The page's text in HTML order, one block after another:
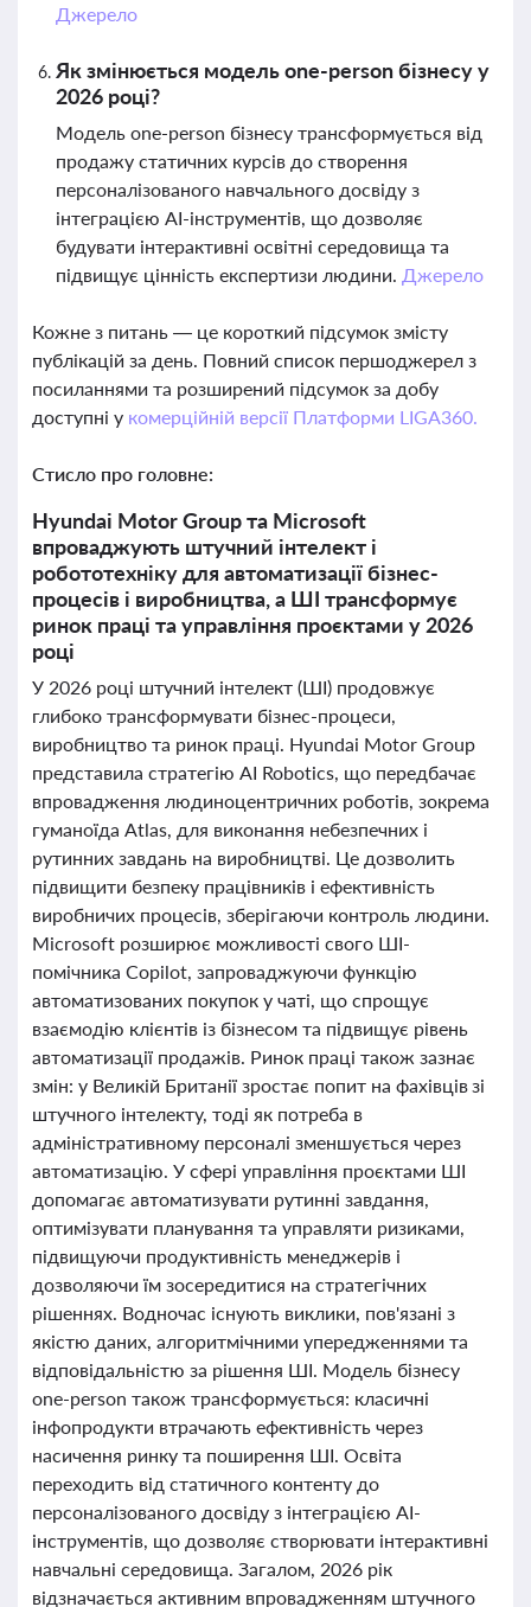
Джерело
Як змінюється модель one-person бізнесу у
2026 році?
Модель one-person бізнесу трансформується від
продажу статичних курсів до створення
персоналізованого навчального досвіду з
інтеграцією AI-інструментів, що дозволяє
будувати інтерактивні освітні середовища та
підвищує цінність експертизи людини. Джерело
Кожне з питань — це короткий підсумок змісту
публікацій за день. Повний список першоджерел з
посиланнями та розширений підсумок за добу
доступні у комерційній версії Платформи LIGA360.
Стисло про головне:
Hyundai Motor Group та Microsoft
впроваджують штучний інтелект і
робототехніку для автоматизації бізнес-
процесів і виробництва, а ШІ трансформує
ринок праці та управління проєктами у 2026
році
У 2026 році штучний інтелект (ШІ) продовжує
глибоко трансформувати бізнес-процеси,
виробництво та ринок праці. Hyundai Motor Group
представила стратегію AI Robotics, що передбачає
впровадження людиноцентричних роботів, зокрема
гуманоїда Atlas, для виконання небезпечних і
рутинних завдань на виробництві. Це дозволить
підвищити безпеку працівників і ефективність
виробничих процесів, зберігаючи контроль людини.
Microsoft розширює можливості свого ШІ-
помічника Copilot, запроваджуючи функцію
автоматизованих покупок у чаті, що спрощує
взаємодію клієнтів із бізнесом та підвищує рівень
автоматизації продажів. Ринок праці також зазнає
змін: у Великій Британії зростає попит на фахівців зі
штучного інтелекту, тоді як потреба в
адміністративному персоналі зменшується через
автоматизацію. У сфері управління проєктами ШІ
допомагає автоматизувати рутинні завдання,
оптимізувати планування та управляти ризиками,
підвищуючи продуктивність менеджерів і
дозволяючи їм зосередитися на стратегічних
рішеннях. Водночас існують виклики, пов'язані з
якістю даних, алгоритмічними упередженнями та
відповідальністю за рішення ШІ. Модель бізнесу
one-person також трансформується: класичні
інфопродукти втрачають ефективність через
насичення ринку та поширення ШІ. Освіта
переходить від статичного контенту до
персоналізованого досвіду з інтеграцією AI-
інструментів, що дозволяє створювати інтерактивні
навчальні середовища. Загалом, 2026 рік
відзначається активним впровадженням штучного